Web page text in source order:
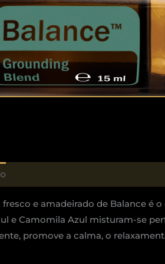
e amadeirado de Balance é
e Camomila Azul misturam-se
promove a calma, o